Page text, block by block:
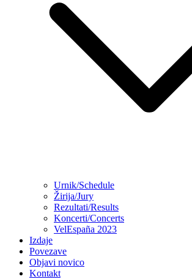
Urnik/Schedule
Žirija/Jury
Rezultati/Results
Koncerti/Concerts
VelEspaña 2023
Izdaje
Povezave
Objavi novico
Kontakt